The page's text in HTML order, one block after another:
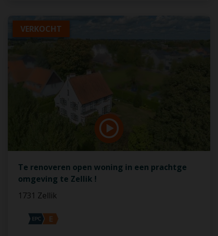
VERKOCHT
Te renoveren open woning in een prachtge
omgeving te Zellik !
1731 Zellik